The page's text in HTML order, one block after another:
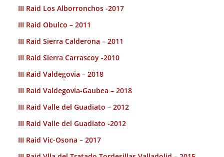
III Raid Los Alborronchos -2017
III Raid Obulco – 2011
III Raid Sierra Calderona – 2011
III Raid Sierra Carrascoy -2010
III Raid Valdegovia – 2018
III Raid Valdegovía-Gaubea – 2018
III Raid Valle del Guadiato – 2012
III Raid Valle del Guadiato -2012
III Raid Vic-Osona – 2017